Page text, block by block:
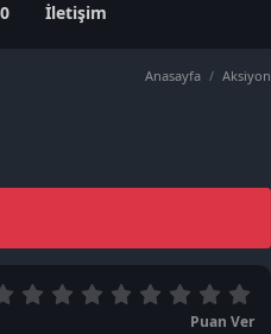
İletişim
Anasayfa Aksiyon
Puan Ver